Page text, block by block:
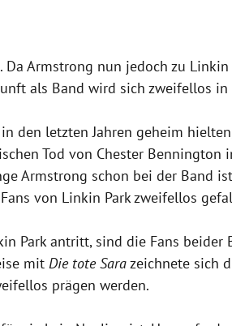
Armstrong nun jedoch zu
als Band wird sich zweifellos in
den letzten Jahren geheim
Tod von Chester Bennington
Armstrong schon bei der Band
von Linkin Park zweifellos
Park antritt, sind die Fans
mit Die tote Sarazeichnete sich
prägen werden.